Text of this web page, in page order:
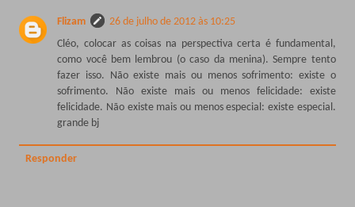
Flizam
26 de julho de 2012 às 10:25
Cléo, colocar as coisas na perspectiva certa é fundamental,
como você bem lembrou (o caso da menina). Sempre tento
fazer isso. Não existe mais ou menos sofrimento: existe o
sofrimento. Não existe mais ou menos felicidade: existe
felicidade. Não existe mais ou menos especial: existe especial.
grande bj
Responder